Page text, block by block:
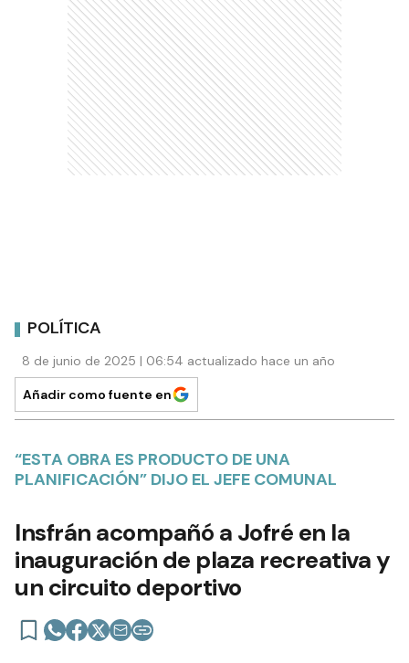
POLÍTICA
8 de junio de 2025 | 06:54 actualizado hace un año
Añadir como fuente en
“ESTA OBRA ES PRODUCTO DE UNA
PLANIFICACIÓN” DIJO EL JEFE COMUNAL
Insfrán acompañó a Jofré en la
inauguración de plaza recreativa y
un circuito deportivo